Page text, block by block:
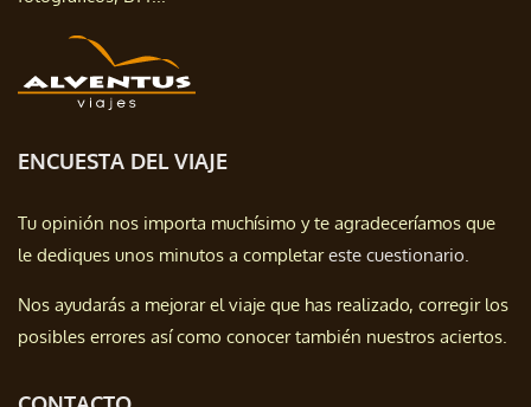
ENCUESTA DEL VIAJE
Tu opinión nos importa muchísimo y te agradeceríamos que
le dediques unos minutos a completareste cuestionario.
Nos ayudarás a mejorar el viaje que has realizado, corregir los
posibles errores así como conocer también nuestros aciertos.